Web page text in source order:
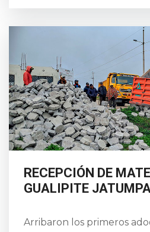
RECEPCIÓN DE
GUALIPITE
Arribaron los primeros